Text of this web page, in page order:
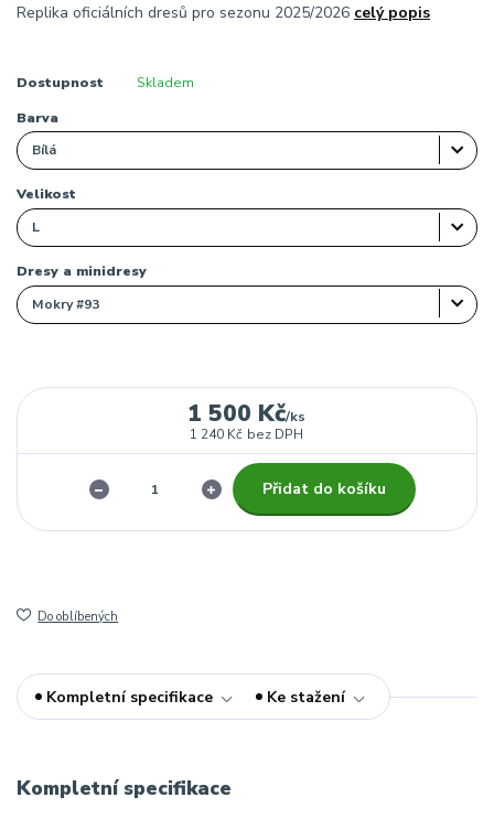
Replika oficiálních dresů pro sezonu 2025/2026 celý popis
Dostupnost Skladem
Barva
Velikost
Dresy a minidresy
1 500 Kč/ks
1 240 Kč bez DPH
Přidat do košíku
Do oblíbených
Kompletní specifikace Ke stažení
Kompletní specifikace